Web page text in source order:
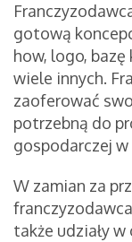
gotową
how, logo,
wiele innych.
zaoferować
potrzebną do
gospodarczej
W zamian za
także udziały